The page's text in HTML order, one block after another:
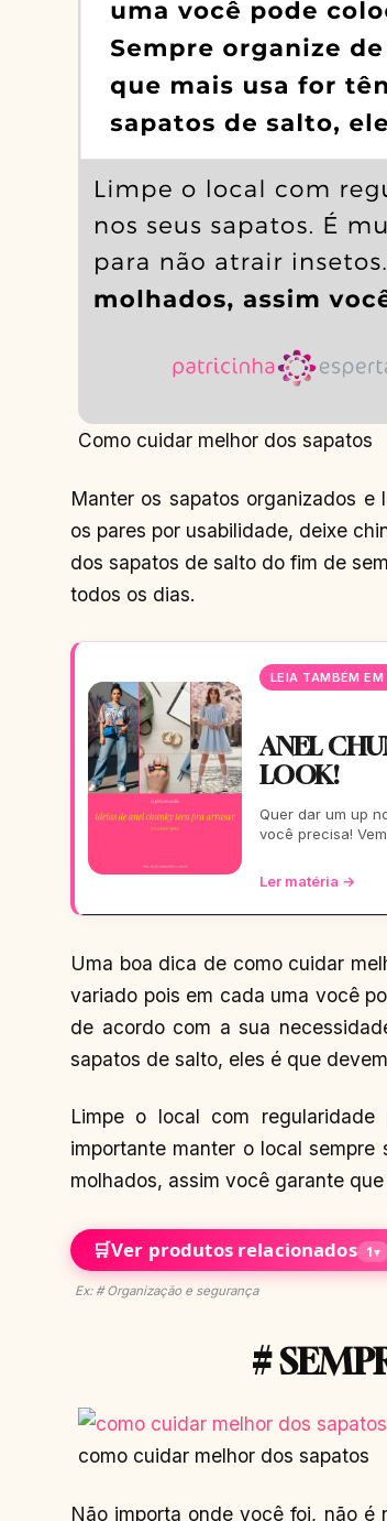
Como cuidar melhor dos sapatos
Manter os sapatos organizados
os pares por usabilidade, deixe
dos sapatos de salto do fim de
todos os dias.
LEIA TAMBÉM EM
ANEL
LOOK!
Quer dar um up
você precisa!
Ler matéria →
Uma boa dica de como cuidar
variado pois em cada uma você
de acordo com a sua
sapatos de salto, eles é que
Limpe o local com
importante manter o local
molhados, assim você garante
🛒Ver produtos relacionados 1▾
Ex: # Organização e segurança
#
como cuidar melhor dos sapatos
Não importa onde você foi, não